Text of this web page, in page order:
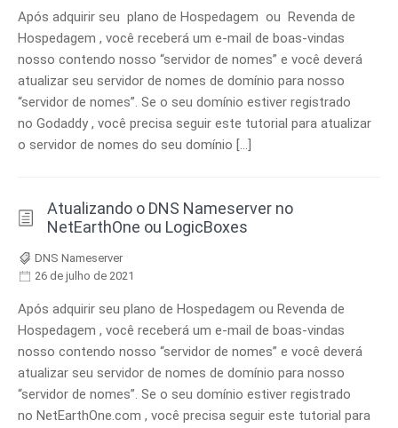
Após adquirir seu plano de Hospedagem ou Revenda de
Hospedagem , você receberá um e-mail de boas-vindas
nosso contendo nosso “servidor de nomes” e você deverá
atualizar seu servidor de nomes de domínio para nosso
“servidor de nomes”. Se o seu domínio estiver registrado
no Godaddy , você precisa seguir este tutorial para atualizar
o servidor de nomes do seu domínio […]
Atualizando o DNS Nameserver no
NetEarthOne ou LogicBoxes
DNS Nameserver
26 de julho de 2021
Após adquirir seu plano de Hospedagem ou Revenda de
Hospedagem , você receberá um e-mail de boas-vindas
nosso contendo nosso “servidor de nomes” e você deverá
atualizar seu servidor de nomes de domínio para nosso
“servidor de nomes”. Se o seu domínio estiver registrado
no NetEarthOne.com , você precisa seguir este tutorial para